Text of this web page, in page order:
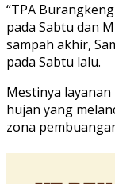
“TPA
pada Sabtu dan
sampah akhir,
pada Sabtu lalu.
Mestinya
hujan yang
zona